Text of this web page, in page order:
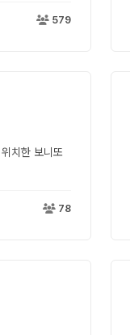
579
치한 보니또
78